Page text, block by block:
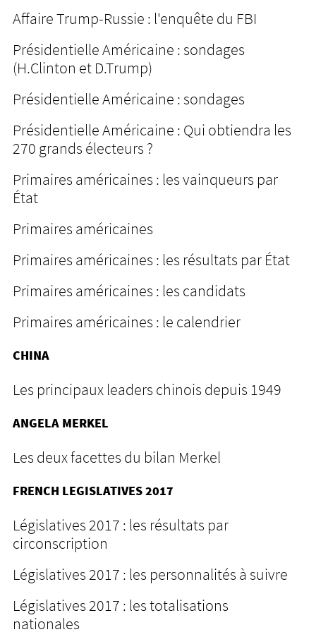
Affaire Trump-Russie : l'enquête du FBI
Présidentielle Américaine : sondages
(H.Clinton et D.Trump)
Présidentielle Américaine : sondages
Présidentielle Américaine : Qui obtiendra les
270 grands électeurs ?
Primaires américaines : les vainqueurs par
État
Primaires américaines
Primaires américaines : les résultats par État
Primaires américaines : les candidats
Primaires américaines : le calendrier
CHINA
Les principaux leaders chinois depuis 1949
ANGELA MERKEL
Les deux facettes du bilan Merkel
FRENCH LEGISLATIVES 2017
Législatives 2017 : les résultats par
circonscription
Législatives 2017 : les personnalités à suivre
Législatives 2017 : les totalisations
nationales